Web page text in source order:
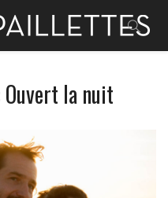
la nuit